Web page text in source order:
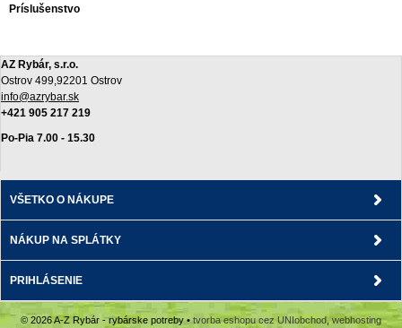
Príslušenstvo
AZ Rybár, s.r.o.
Ostrov 499,92201 Ostrov
info@azrybar.sk
+421 905 217 219
Po-Pia 7.00 - 15.30
VŠETKO O NÁKUPE
NÁKUP NA SPLÁTKY
PRIHLÁSENIE
© 2026 A-Z Rybár - rybárske potreby • tvorba eshopu cez UNIobchod,webhosting